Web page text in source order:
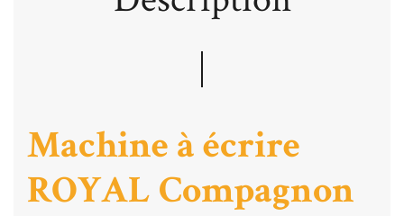
Machine à écrire
ROYAL Compagnon